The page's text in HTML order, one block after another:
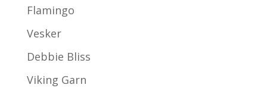
Flamingo
Vesker
Debbie Bliss
Viking Garn